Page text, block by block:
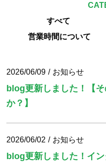
O脚専門
当院の整体とは
すべて
営業時間について
2026/06/09 お知らせ
blog更新しました！【
か？】
2026/06/02 お知らせ
blog更新しました！イ